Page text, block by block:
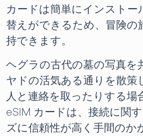
カードは簡単にインストー
替えができるため、冒険の
持できます。
ヘグラの古代の墓の写真を
ヤドの活気ある通りを散策
人と連絡を取ったりする場
eSIM カードは、接続に関
ズに信頼性が高く手間のか